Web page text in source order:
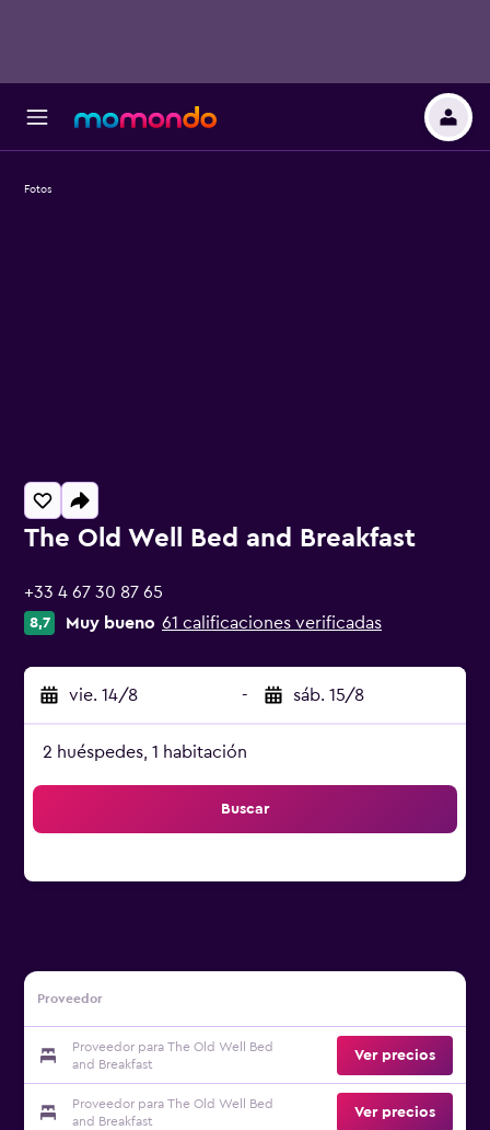
The Old Well Bed and Breakfast
+33 4 67 30 87 65
8,7 Muy bueno 61 calificaciones verificadas
vie. 14/8 - sáb. 15/8
2 huéspedes, 1 habitación
Buscar
Proveedor
Proveedor para The Old Well Bed
and Breakfast
Ver precios
Proveedor para The Old Well Bed
and Breakfast
Ver precios
Fotos